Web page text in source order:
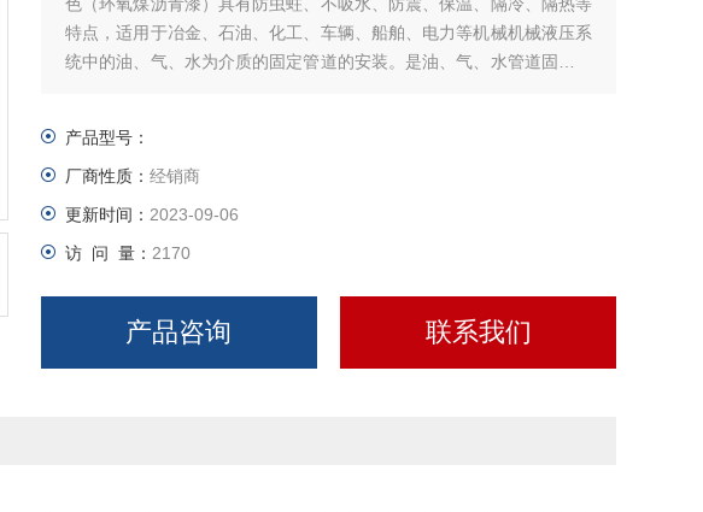
特点，适用于冶金、石油、化工、车辆、船舶、电力等机械机械液压系
统中的油、气、水为介质的固定管道的安装。是油、气、水管道固定的
产品型号：
厂商性质： 经销商
更新时间： 2023-09-06
访 问 量： 2170
产品咨询 联系我们